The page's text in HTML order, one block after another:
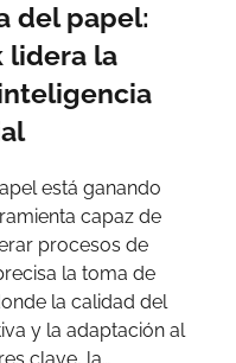
del papel:
lidera la
está ganando
capaz de
procesos de
la toma de
la calidad del
y la adaptación al